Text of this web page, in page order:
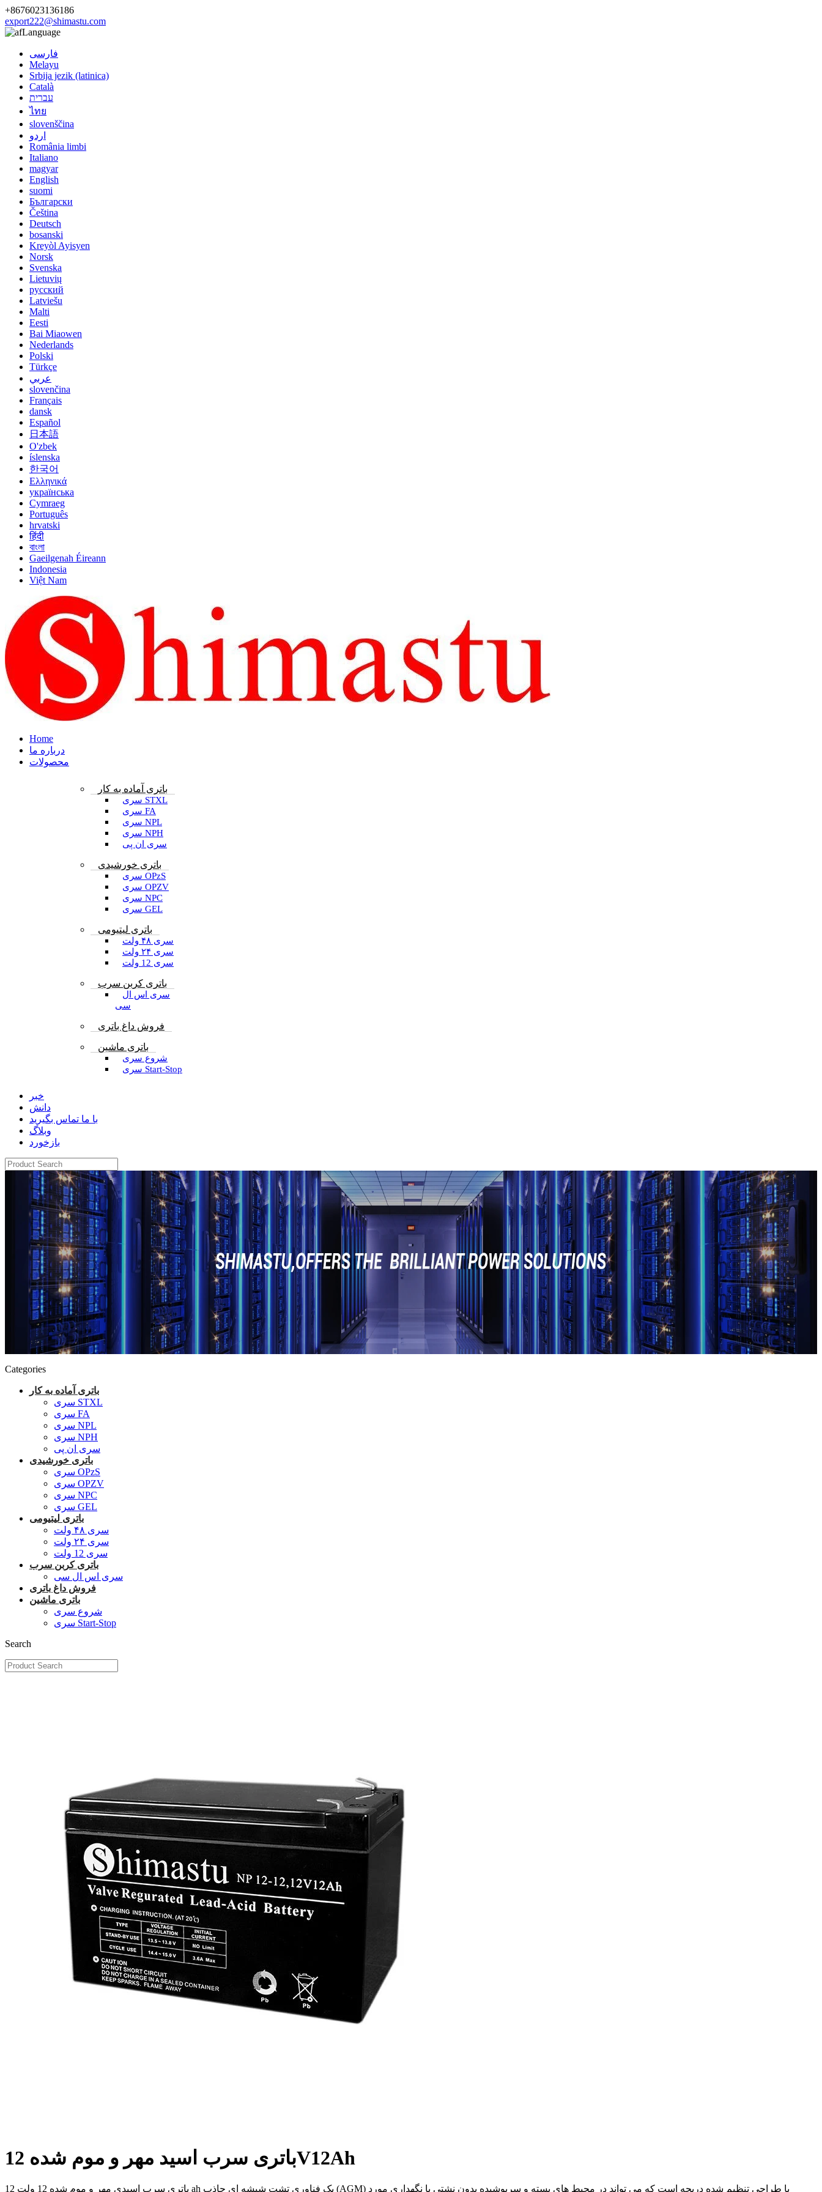
+8676023136186
export222@shimastu.com
Language
فارسی
Melayu
Srbija jezik (latinica)
Català
עברית
ไทย
slovenščina
اردو
România limbi
Italiano
magyar
English
suomi
Български
Čeština
Deutsch
bosanski
Kreyòl Ayisyen
Norsk
Svenska
Lietuvių
русский
Latviešu
Malti
Eesti
Bai Miaowen
Nederlands
Polski
Türkçe
عربي
slovenčina
Français
dansk
Español
日本語
O'zbek
íslenska
한국어
Ελληνικά
українська
Cymraeg
Português
hrvatski
हिंदी
বাংলা
Gaeilgenah Éireann
Indonesia
Việt Nam
Home
درباره ما
محصولات
باتری آماده به کار
سری STXL
سری FA
سری NPL
سری NPH
سری ان پی
باتری خورشیدی
سری OPzS
سری OPZV
سری NPC
سری GEL
باتری لیتیومی
سری ۴۸ ولت
سری ۲۴ ولت
سری 12 ولت
باتری کربن سرب
سری اس ال
سی
فروش داغ باتری
باتری ماشین
شروع سری
سری Start-Stop
خبر
دانش
با ما تماس بگیرید
وبلاگ
بازخورد
Categories
باتری آماده به کار
سری STXL
سری FA
سری NPL
سری NPH
سری ان پی
باتری خورشیدی
سری OPzS
سری OPZV
سری NPC
سری GEL
باتری لیتیومی
سری ۴۸ ولت
سری ۲۴ ولت
سری 12 ولت
باتری کربن سرب
سری اس ال سی
فروش داغ باتری
باتری ماشین
شروع سری
سری Start-Stop
Search
باتری سرب اسید مهر و موم شده 12V12Ah
باتری سرب اسیدی مهر و موم شده 12 ولت 12 ah یک فناوری تشت شیشه ای جاذب (AGM) با طراحی تنظیم شده دریچه است که می تواند در محیط های بسته و سرپوشیده بدون نشتی یا نگهداری مورد